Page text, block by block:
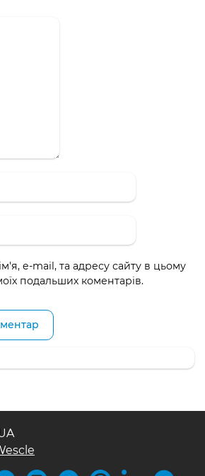
e-mail, та адресу сайту в цьому
подальших коментарів.